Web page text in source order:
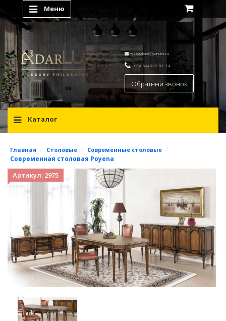
Меню
vsezakazi@yandex.ru
+7 (964) 622-01-14
Обратный звонок
Каталог
Главная / Столовые / Современные столовые /
Современная столовая Poyena
Артикул: 2975